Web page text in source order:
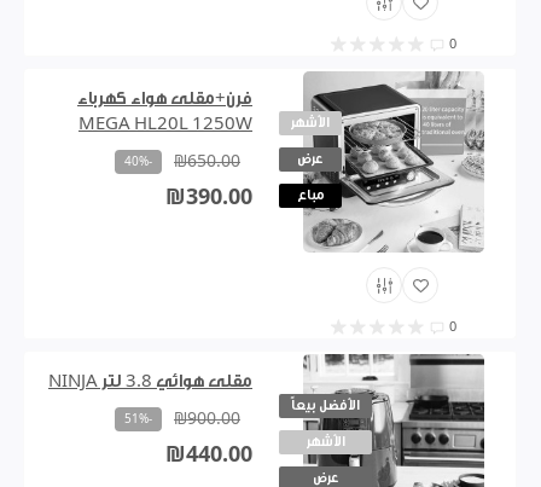
0
الأشهر
عرض
مباع
0
فرن+مقلى هواء كهرباء
MEGA HL20L 1250W
₪650.00
-40%
₪390.00
الأفضل بيعاً
الأشهر
عرض
مقلى هوائي 3.8 لتر NINJA
₪900.00
-51%
₪440.00